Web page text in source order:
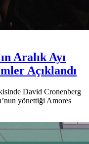
Aralık Ayı
Açıklandı
David Cronenberg
yönettiği Amores